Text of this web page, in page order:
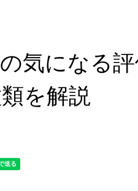
気になる
を解説